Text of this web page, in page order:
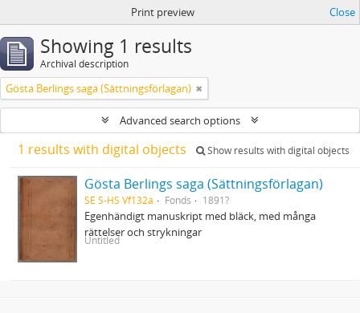
Print preview Close
Showing 1 results
Archival description
Gösta Berlings saga (Sättningsförlagan)
Advanced search options
1 results with digital objects Show results with digital objects
Gösta Berlings saga (Sättningsförlagan)
SE S-HS Vf132a Fonds 1891?
Egenhändigt manuskript med bläck, med många
rättelser och strykningar
Untitled